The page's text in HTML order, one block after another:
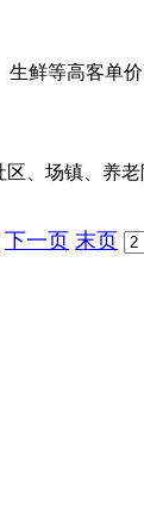
鲜等高客单
、场镇、养
下一页 末页